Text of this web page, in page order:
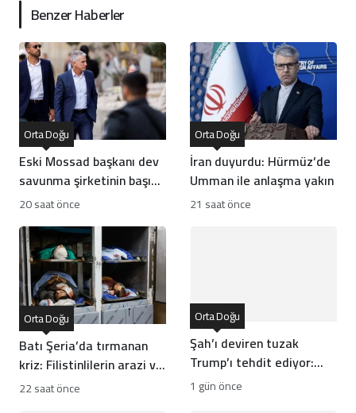
Benzer Haberler
Eski Mossad başkanı dev
savunma şirketinin başına
geçti
Orta Doğu
20 saat önce
İran duyurdu: Hürmüz’de
Umman ile anlaşma yakın
Orta Doğu
21 saat önce
Batı Şeria’da tırmanan
kriz: Filistinlilerin arazi ve
mülklerine baskı artıyor
Orta Doğu
22 saat önce
Şah’ı deviren tuzak
Trump’ı tehdit ediyor:
Batı İran rejiminin
direncini neden yanlış
Orta Doğu
1 gün önce